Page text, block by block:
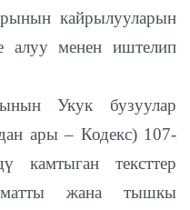
кайрылууларын
алуу менен иштелип
Укук бузуулар
ары – Кодекс) 107-
камтыган тексттер
жана тышкы